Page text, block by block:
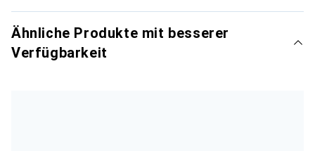
Ähnliche Produkte mit besserer
Verfügbarkeit